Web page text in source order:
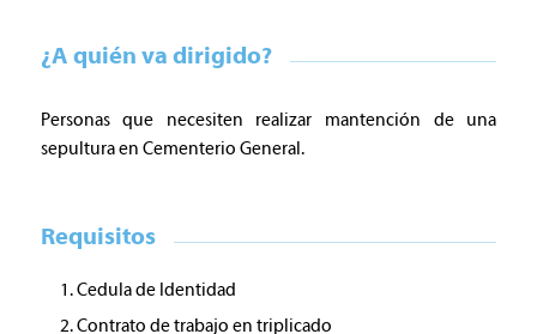
¿A quién va dirigido?
Personas que necesiten realizar mantención de una
sepultura en Cementerio General.
Requisitos
Cedula de Identidad
Contrato de trabajo en triplicado